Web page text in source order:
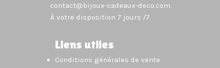
contact@bijoux-cadeaux-deco.com
À votre disposition 7 jours /7
Liens utiles
Conditions générales de vente